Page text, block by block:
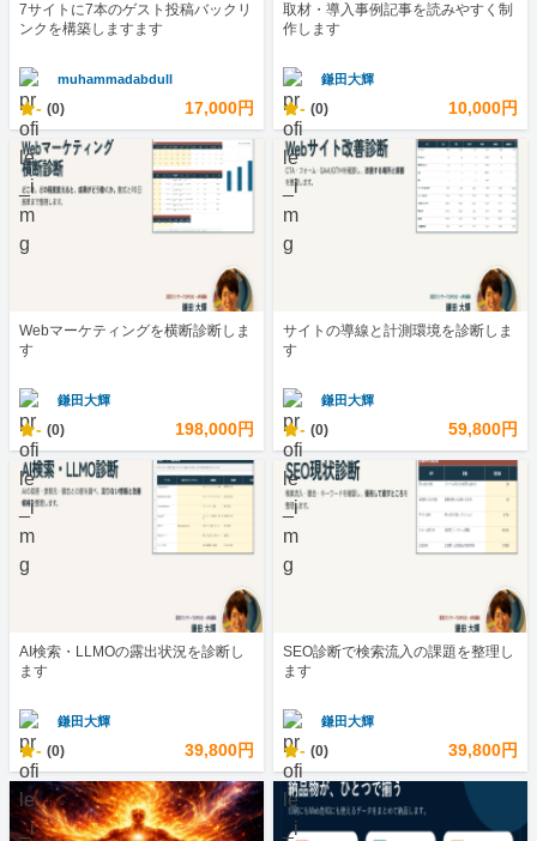
7サイトに7本のゲスト投稿バックリ
ンクを構築しますます
muhammadabdull
- (0) 17,000円
取材・導入事例記事を読みやすく制
作します
鎌田大輝
- (0) 10,000円
Webマーケティングを横断診断しま
す
鎌田大輝
- (0) 198,000円
サイトの導線と計測環境を診断しま
す
鎌田大輝
- (0) 59,800円
AI検索・LLMOの露出状況を診断し
ます
鎌田大輝
- (0) 39,800円
SEO診断で検索流入の課題を整理し
ます
鎌田大輝
- (0) 39,800円